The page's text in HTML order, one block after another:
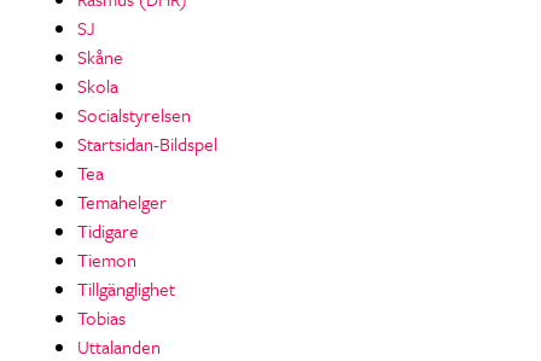
SJ
Skåne
Skola
Socialstyrelsen
Startsidan-Bildspel
Tea
Temahelger
Tidigare
Tiemon
Tillgänglighet
Tobias
Uttalanden